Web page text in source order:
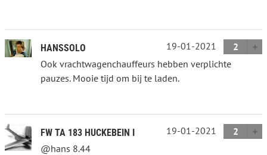
HANSSOLO 19-01-2021
2
Ook vrachtwagenchauffeurs hebben verplichte
pauzes. Mooie tijd om bij te laden.
FW TA 183 HUCKEBEIN I 19-01-2021
2
@hans 8.44